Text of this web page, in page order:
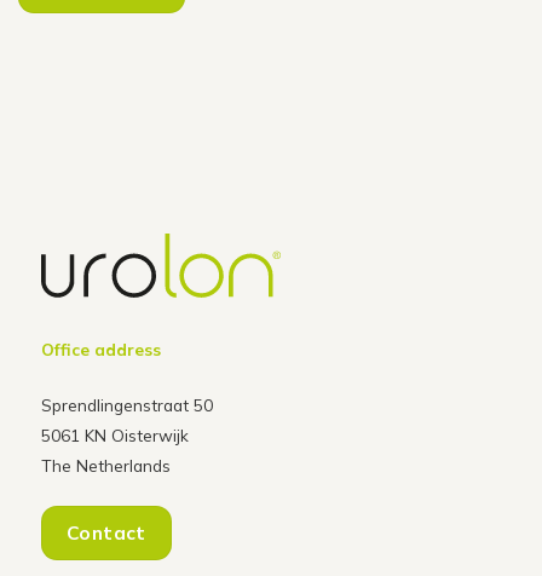
Office address
Sprendlingenstraat 50
5061 KN Oisterwijk
The Netherlands
Contact